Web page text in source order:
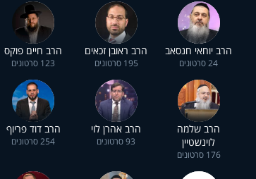
הרב יוחאי חנסאב
24 סרטונים
הרב ראובן זכאים
195 סרטונים
הרב חיים פוקס
123 סרטונים
הרב שלמה
לוינשטיין
176 סרטונים
הרב אהרן לוי
93 סרטונים
הרב דוד פריוף
254 סרטונים